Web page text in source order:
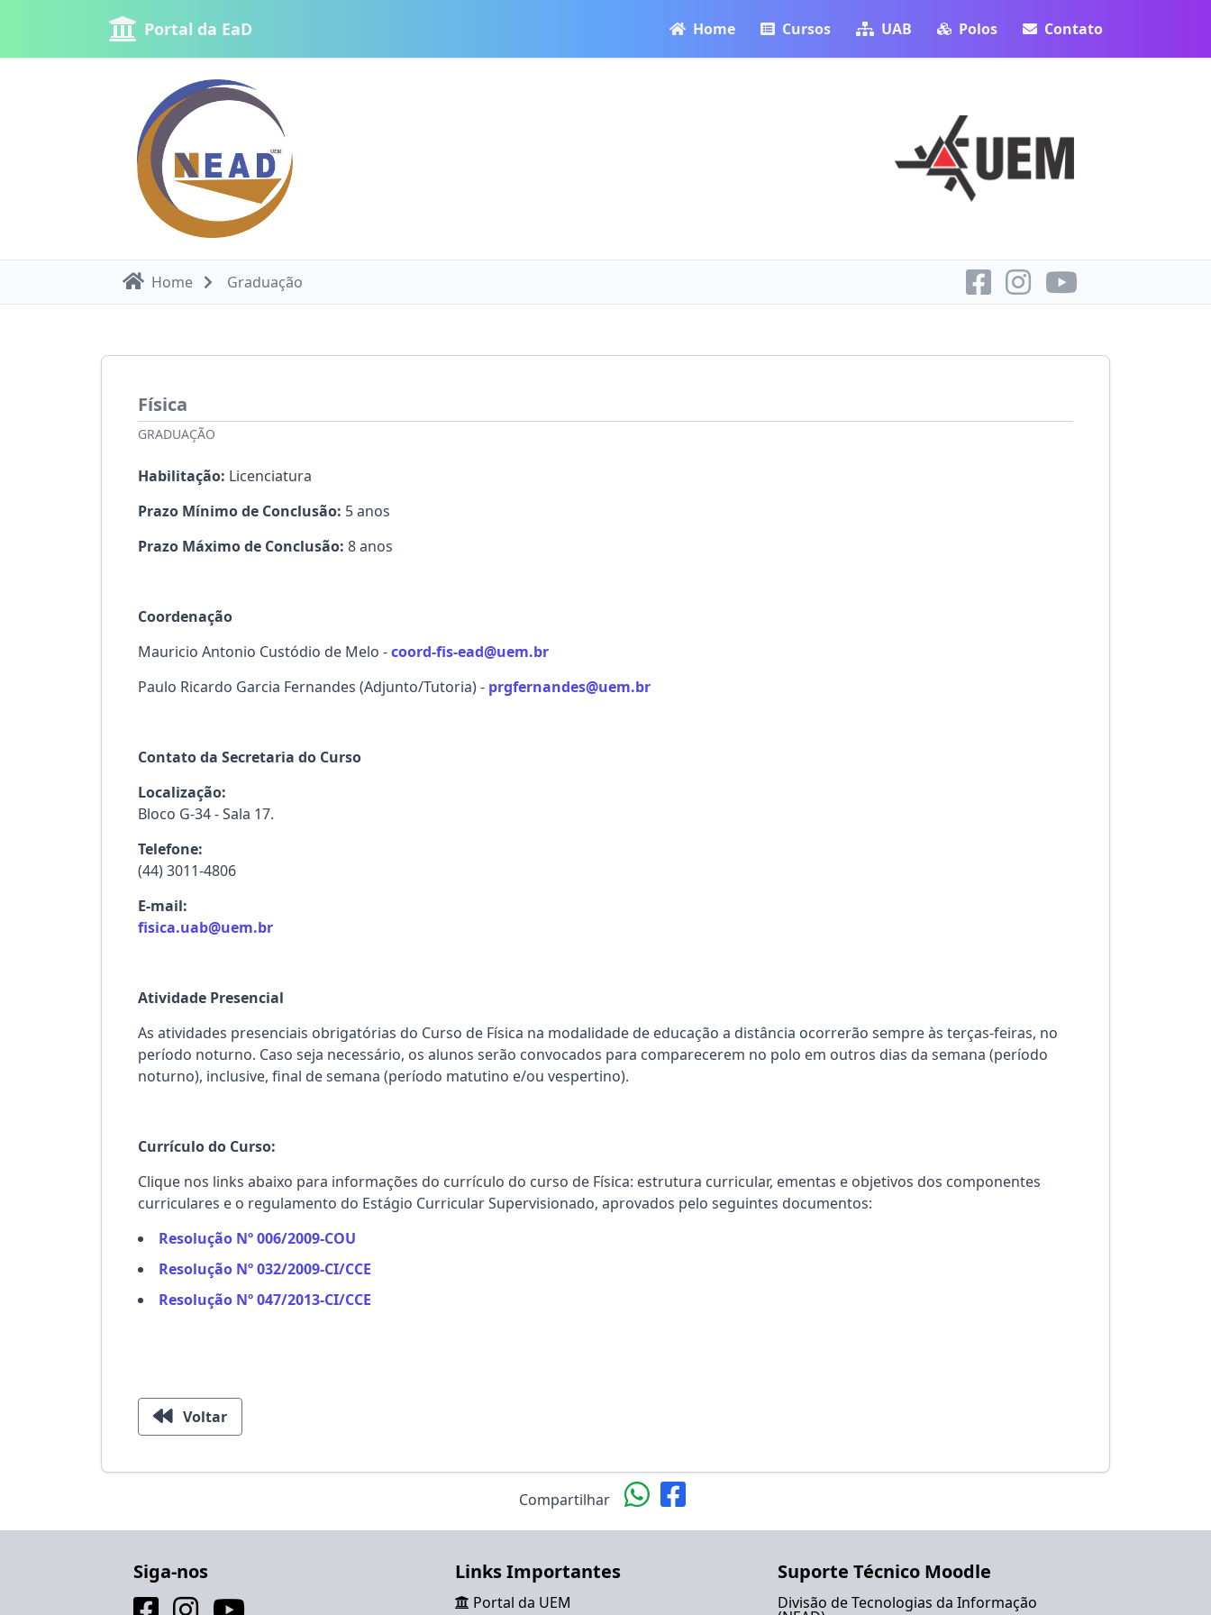
Portal da EaD Home Cursos UAB Polos Contato
Home Graduação
Física
GRADUAÇÃO
Habilitação: Licenciatura
Prazo Mínimo de Conclusão: 5 anos
Prazo Máximo de Conclusão: 8 anos
Coordenação
Mauricio Antonio Custódio de Melo -coord-fis-ead@uem.br
Paulo Ricardo Garcia Fernandes (Adjunto/Tutoria) - prgfernandes@uem.br
Contato da Secretaria do Curso
Localização:
Bloco G-34 - Sala 17.
Telefone:
(44) 3011-4806
E-mail:
fisica.uab@uem.br
Atividade Presencial
As atividades presenciais obrigatórias do Curso de Física na modalidade de educação a distância ocorrerão sempre às terças-feiras, no
período noturno. Caso seja necessário, os alunos serão convocados para comparecerem no polo em outros dias da semana (período
noturno), inclusive, final de semana (período matutino e/ou vespertino).
Currículo do Curso:
Clique nos links abaixo para informações do currículo do curso de Física: estrutura curricular, ementas e objetivos dos componentes
curriculares e o regulamento do Estágio Curricular Supervisionado, aprovados pelo seguintes documentos:
Resolução Nº 006/2009-COU
Resolução Nº 032/2009-CI/CCE
Resolução Nº 047/2013-CI/CCE
Voltar
Compartilhar
Siga-nos Links Importantes
Portal da UEM
Suporte Técnico Moodle
Divisão de Tecnologias da Informação